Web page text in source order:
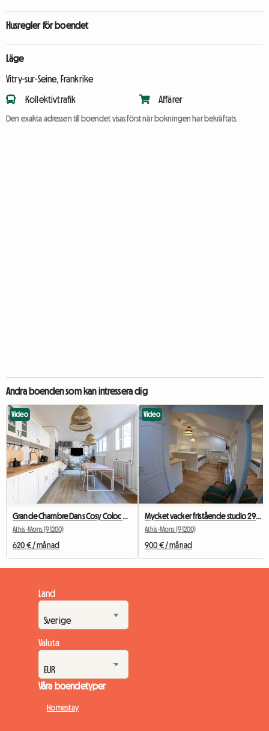
Husregler för boendet
Läge
Vitry-sur-Seine, Frankrike
Kollektivtrafik Affärer
Den exakta adressen till boendet visas först när bokningen har bekräftats.
Andra boenden som kan intressera dig
Video
Athis-Mons (91200)
620 € / månad
Video
Mycket vacker fristående studio 29m2,
Athis-Mons (91200)
900 € / månad
Land
Valuta
Våra boendetyper
Homestay